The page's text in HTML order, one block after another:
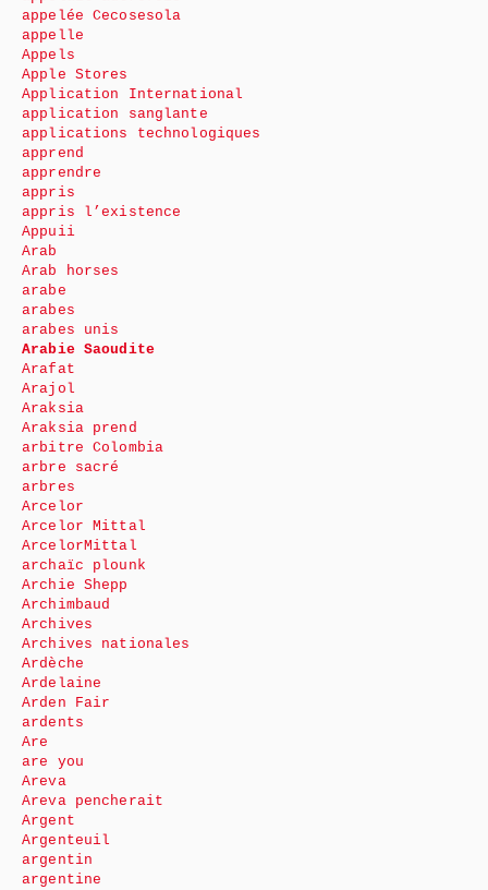
appelée Cecosesola
appelle
Appels
Apple Stores
Application International
application sanglante
applications technologiques
apprend
apprendre
appris
appris l’existence
Appuii
Arab
Arab horses
arabe
arabes
arabes unis
Arabie Saoudite
Arafat
Arajol
Araksia
Araksia prend
arbitre Colombia
arbre sacré
arbres
Arcelor
Arcelor Mittal
ArcelorMittal
archaïc plounk
Archie Shepp
Archimbaud
Archives
Archives nationales
Ardèche
Ardelaine
Arden Fair
ardents
Are
are you
Areva
Areva pencherait
Argent
Argenteuil
argentin
argentine